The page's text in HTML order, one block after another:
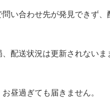
問い合わせ先が発見できず
配送状況は更新されないま
昼過ぎても届きません。